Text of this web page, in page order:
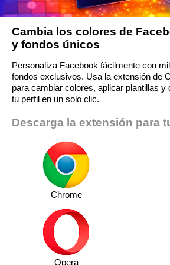
Cambia los colores de
y fondos únicos
Personaliza Facebook fácilmente con
fondos exclusivos. Usa la extensión de
para cambiar colores, aplicar plantillas y
tu perfil en un solo clic.
Descarga la extensión para
Chrome
Opera